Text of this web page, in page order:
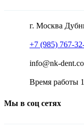
г. Москва
+7 (985) 767-
info@nk-
Время работы
Мы в соц сетях